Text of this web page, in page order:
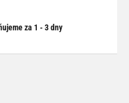
za 1 - 3 dny